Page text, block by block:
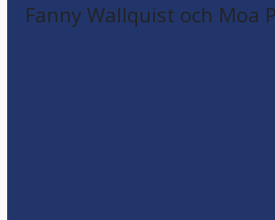
Fanny Wallquist och Moa